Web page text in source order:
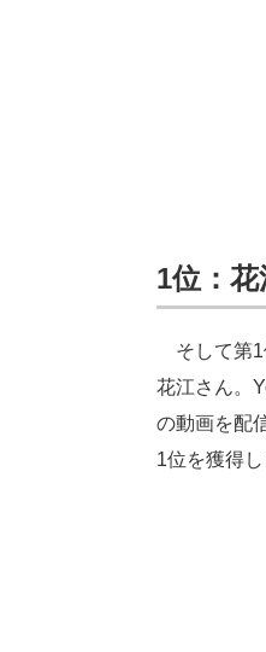
1位： 花
そして第1
花江さん。
の動画を配
1位を獲得し